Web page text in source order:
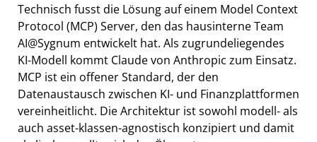
Technisch fusst die Lösung auf einem Model Context
Protocol (MCP) Server, den das hausinterne Team
AI@Sygnum entwickelt hat. Als zugrundeliegendes
KI-Modell kommt Claude von Anthropic zum Einsatz.
MCP ist ein offener Standard, der den
Datenaustausch zwischen KI- und Finanzplattformen
vereinheitlicht. Die Architektur ist sowohl modell- als
auch asset-klassen-agnostisch konzipiert und damit